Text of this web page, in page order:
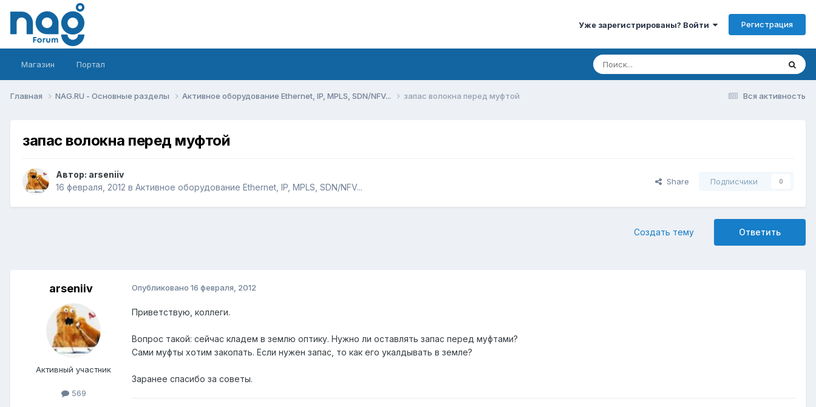
Уже зарегистрированы? Войти Регистрация
Магазин Портал
Вся активность
Главная NAG.RU - Основные разделы Активное оборудование Ethernet, IP, MPLS, SDN/NFV... запас волокна перед муфтой
запас волокна перед муфтой
Автор: arseniiv
16 февраля, 2012 в Активное оборудование Ethernet, IP, MPLS, SDN/NFV...
Share Подписчики 0
Ответить
Создать тему
arseniiv
Активный участник
569
Опубликовано 16 февраля, 2012
Приветствую, коллеги.
Вопрос такой: сейчас кладем в землю оптику. Нужно ли оставлять запас перед муфтами?
Сами муфты хотим закопать. Если нужен запас, то как его укалдывать в земле?
Заранее спасибо за советы.